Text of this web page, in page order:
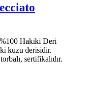
Hakiki Deri
kuzu derisidir.
sertifikalıdır.